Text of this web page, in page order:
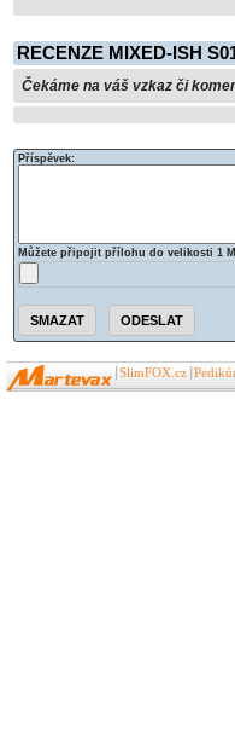
RECENZE MIXED-ISH
Čekáme na váš vzkaz či
Příspěvek:
Můžete připojit přílohu do velikosti 1
SlimFOX.cz